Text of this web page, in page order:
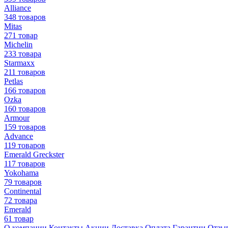
Alliance
348 товаров
Mitas
271 товар
Michelin
233 товара
Starmaxx
211 товаров
Petlas
166 товаров
Ozka
160 товаров
Armour
159 товаров
Advance
119 товаров
Emerald Greckster
117 товаров
Yokohama
79 товаров
Continental
72 товара
Emerald
61 товар